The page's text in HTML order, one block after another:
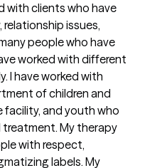
with clients who have
issues,
people who have
worked with different
I have worked with
of children and
facility, and youth who
My therapy
with respect,
labels. My